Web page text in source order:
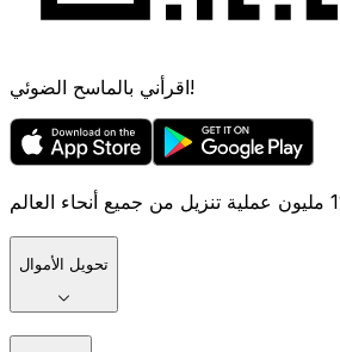
اقرأني بالماسح الضوئي!
تحويل الأموال